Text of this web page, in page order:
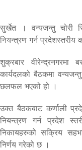
सुर्खेत । वन्यजन्तु चोरी
नियन्त्रण गर्न
शुक्रबार वीरेन्द्रनगरमा
कार्यदलको बैठकमा वन्यजन्तु
छलफल भएको हो ।
उक्त बैठकबाट कर्णाली
नियन्त्रण गर्न प्रदेश
निकायहरुको सक्रिय
निर्णय गरेको छ ।